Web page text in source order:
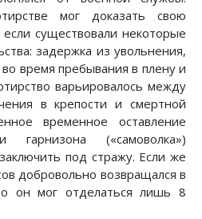
мог доказать свою
существовали некоторые
задержка из увольнения,
время пребывания в плену и
варьировалось между
в крепости и смертной
временное оставление
(«самоволка»)
под стражу. Если же
добровольно возвращался в
он мог отделаться лишь 8